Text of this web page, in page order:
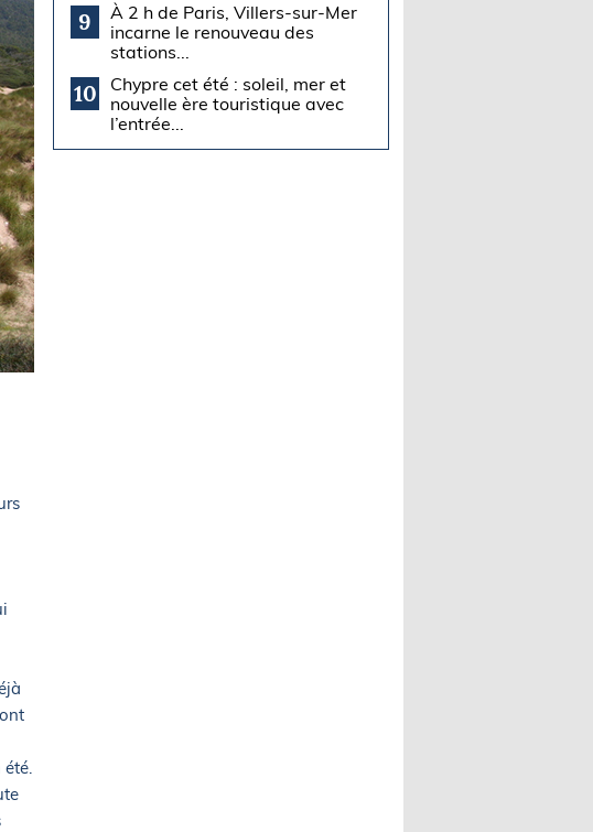
été.
9
À 2 h de Paris, Villers-sur-Mer
incarne le renouveau des
stations...
10
Chypre cet été : soleil, mer et
nouvelle ère touristique avec
l’entrée...